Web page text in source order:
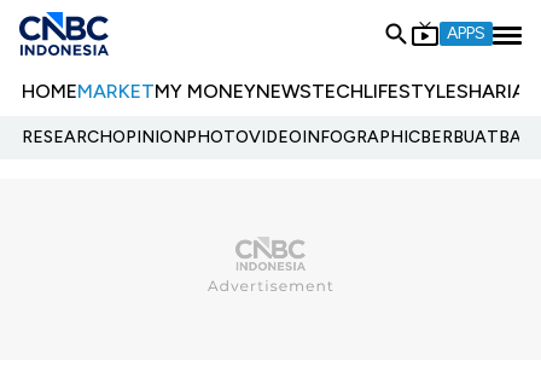
APPS
HOMEMARKETMY MONEYNEWSTECHLIFESTYLESHARIA
RESEARCHOPINIONPHOTOVIDEOINFOGRAPHIC